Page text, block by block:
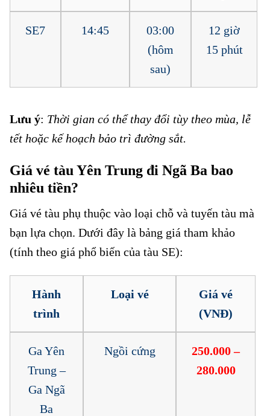
SE7 14:45
03:00
(hôm
sau)
12 giờ
15 phút
Lưu ý: Thời gian có thể thay đổi tùy theo mùa, lễ
tết hoặc kế hoạch bảo trì đường sắt.
Giá vé tàu Yên Trung đi Ngã Ba bao
nhiêu tiền?
Giá vé tàu phụ thuộc vào loại chỗ và tuyến tàu mà
bạn lựa chọn. Dưới đây là bảng giá tham khảo
(tính theo giá phổ biến của tàu SE):
Hành
trình
Loại vé
Giá vé
(VNĐ)
Ga Yên
Trung –
Ga Ngã
Ba
Ngồi cứng
250.000 –
280.000